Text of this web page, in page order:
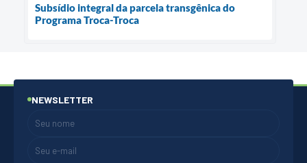
Subsídio integral da parcela transgênica do
Programa Troca-Troca
NEWSLETTER